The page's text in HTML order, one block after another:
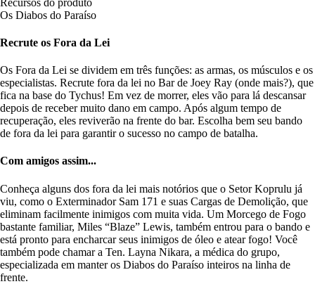
Os Diabos do Paraíso
Recrute os Fora da Lei
Os Fora da Lei se dividem em três funções: as armas, os músculos e os
especialistas. Recrute fora da lei no Bar de Joey Ray (onde mais?), que
fica na base do Tychus! Em vez de morrer, eles vão para lá descansar
depois de receber muito dano em campo. Após algum tempo de
recuperação, eles reviverão na frente do bar. Escolha bem seu bando
de fora da lei para garantir o sucesso no campo de batalha.
Com amigos assim...
Conheça alguns dos fora da lei mais notórios que o Setor Koprulu já
viu, como o Exterminador Sam 171 e suas Cargas de Demolição, que
eliminam facilmente inimigos com muita vida. Um Morcego de Fogo
bastante familiar, Miles “Blaze” Lewis, também entrou para o bando e
está pronto para encharcar seus inimigos de óleo e atear fogo! Você
também pode chamar a Ten. Layna Nikara, a médica do grupo,
especializada em manter os Diabos do Paraíso inteiros na linha de
frente.